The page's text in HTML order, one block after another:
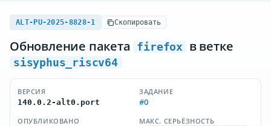
ALT-PU-2025-8828-1 Скопировать
Обновление пакета firefox в ветке
sisyphus_riscv64
ВЕРСИЯ
140.0.2-alt0.port
ЗАДАНИЕ
#0
ОПУБЛИКОВАНО
МАКС. СЕРЬЁЗНОСТЬ